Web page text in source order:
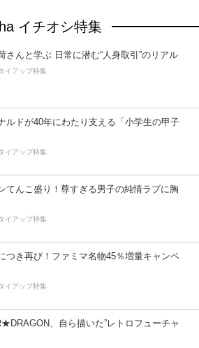
イチオシ特集
さんと学ぶ 日常に潜む“人身取引”のリアル
イアップ特集
ルドが40年にわたり支える「小学生の甲子
イアップ特集
てんこ盛り！尊すぎる男子の純情ラブに胸
イアップ特集
つき再び！ファミマ名物45％増量キャンペ
イアップ特集
、自ら描いた”レトロフューチャ